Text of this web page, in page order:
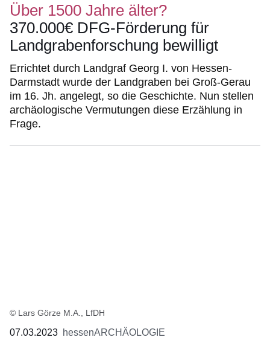
Über 1500 Jahre älter?
370.000€ DFG-Förderung für
Landgrabenforschung bewilligt
Errichtet durch Landgraf Georg I. von Hessen-
Darmstadt wurde der Landgraben bei Groß-Gerau
im 16. Jh. angelegt, so die Geschichte. Nun stellen
archäologische Vermutungen diese Erzählung in
Frage.
© Lars Görze M.A., LfDH
07.03.2023 hessenARCHÄOLOGIE